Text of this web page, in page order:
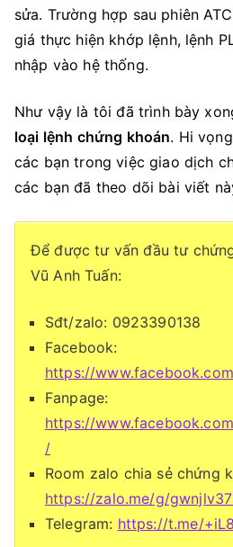
sửa. Trường hợp sau phiên
giá thực hiện khớp lệnh, lệnh
nhập vào hệ thống.
Như vậy là tôi đã trình bày
loại lệnh chứng khoán. Hi
các bạn trong việc giao dịch
các bạn đã theo dõi bài viết
Để được tư vấn đầu tư
Vũ Anh Tuấn:
Sđt/zalo: 0923390138
Facebook:
https://
Fanpage:
https://
/
Room zalo chia sẻ chứng
https://zalo.me/g/
Telegram: https://t.me/